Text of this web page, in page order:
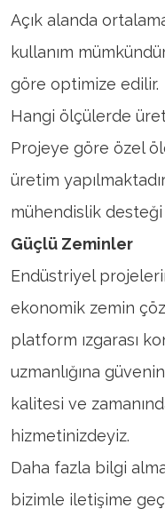
Açık alanda
kullanım
göre optimize edilir.
Hangi ölçülerde
Projeye göre özel
üretim
mühendislik desteği
Güçlü Zeminler
Endüstriyel
ekonomik zemin
platform ızgarası
uzmanlığına
kalitesi ve
hizmetinizdeyiz.
Daha fazla bilgi
bizimle iletişime